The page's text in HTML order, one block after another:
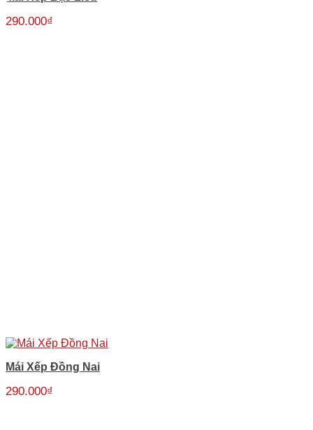
290.000₫
Mái Xếp Đồng Nai
290.000₫